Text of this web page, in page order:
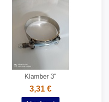
Klamber 3"
3,31 €